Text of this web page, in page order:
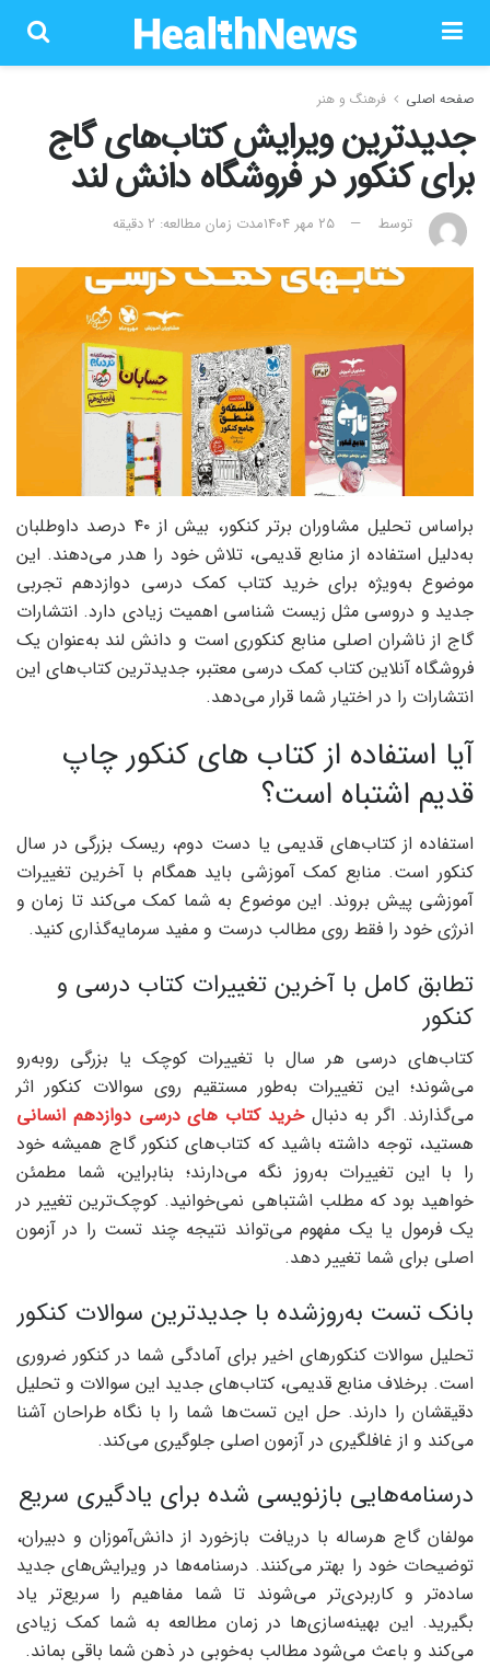
صفحه اصلی فرهنگ و هنر
جدیدترین ویرایش کتاب‌های گاج
برای کنکور در فروشگاه دانش لند
توسط ۲۵ مهر ۱۴۰۴ مدت زمان مطالعه: 2 دقیقه
براساس تحلیل مشاوران برتر کنکور، بیش از ۴۰ درصد داوطلبان
به‌دلیل استفاده از منابع قدیمی، تلاش خود را هدر می‌دهند. این
موضوع به‌ویژه برای خرید کتاب کمک درسی دوازدهم تجربی
جدید و دروسی مثل زیست شناسی اهمیت زیادی دارد. انتشارات
گاج از ناشران اصلی منابع کنکوری است و دانش لند به‌عنوان یک
فروشگاه آنلاین کتاب کمک درسی معتبر، جدیدترین کتاب‌های این
انتشارات را در اختیار شما قرار می‌دهد.
آیا استفاده از کتاب های کنکور چاپ
قدیم اشتباه است؟
استفاده از کتاب‌های قدیمی یا دست دوم، ریسک بزرگی در سال
کنکور است. منابع کمک آموزشی باید همگام با آخرین تغییرات
آموزشی پیش بروند. این موضوع به شما کمک می‌کند تا زمان و
انرژی خود را فقط روی مطالب درست و مفید سرمایه‌گذاری کنید.
تطابق کامل با آخرین تغییرات کتاب درسی و
کنکور
کتاب‌های درسی هر سال با تغییرات کوچک یا بزرگی روبه‌رو
می‌شوند؛ این تغییرات به‌طور مستقیم روی سوالات کنکور اثر
می‌گذارند. اگر به دنبالخرید کتاب های درسی دوازدهم انسانی
هستید، توجه داشته باشید که کتاب‌های کنکور گاج همیشه خود
را با این تغییرات به‌روز نگه می‌دارند؛ بنابراین، شما مطمئن
خواهید بود که مطلب اشتباهی نمی‌خوانید. کوچک‌ترین تغییر در
یک فرمول یا یک مفهوم می‌تواند نتیجه چند تست را در آزمون
اصلی برای شما تغییر دهد.
بانک تست به‌روزشده با جدیدترین سوالات کنکور
تحلیل سوالات کنکورهای اخیر برای آمادگی شما در کنکور ضروری
است. برخلاف منابع قدیمی، کتاب‌های جدید این سوالات و تحلیل
دقیقشان را دارند. حل این تست‌ها شما را با نگاه طراحان آشنا
می‌کند و از غافلگیری در آزمون اصلی جلوگیری می‌کند.
درسنامه‌هایی بازنویسی شده برای یادگیری سریع
مولفان گاج هرساله با دریافت بازخورد از دانش‌آموزان و دبیران،
توضیحات خود را بهتر می‌کنند. درسنامه‌ها در ویرایش‌های جدید
ساده‌تر و کاربردی‌تر می‌شوند تا شما مفاهیم را سریع‌تر یاد
بگیرید. این بهینه‌سازی‌ها در زمان مطالعه به شما کمک زیادی
می‌کند و باعث می‌شود مطالب به‌خوبی در ذهن شما باقی بماند.